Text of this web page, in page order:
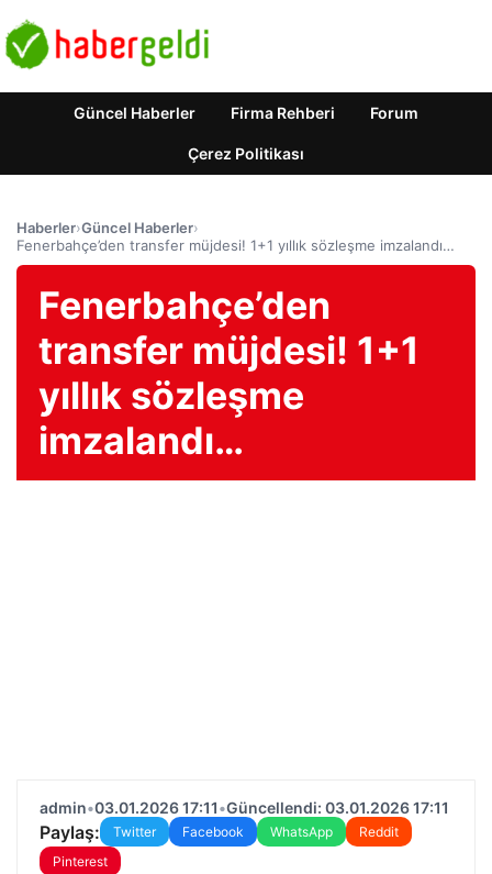
Güncel Haberler Firma Rehberi Forum
Çerez Politikası
Haberler›Güncel Haberler›
Fenerbahçe’den transfer müjdesi! 1+1 yıllık sözleşme imzalandı…
Fenerbahçe’den
transfer müjdesi! 1+1
yıllık sözleşme
imzalandı…
admin•03.01.2026 17:11•Güncellendi: 03.01.2026 17:11
Paylaş: Twitter Facebook WhatsApp
Reddit
Pinterest